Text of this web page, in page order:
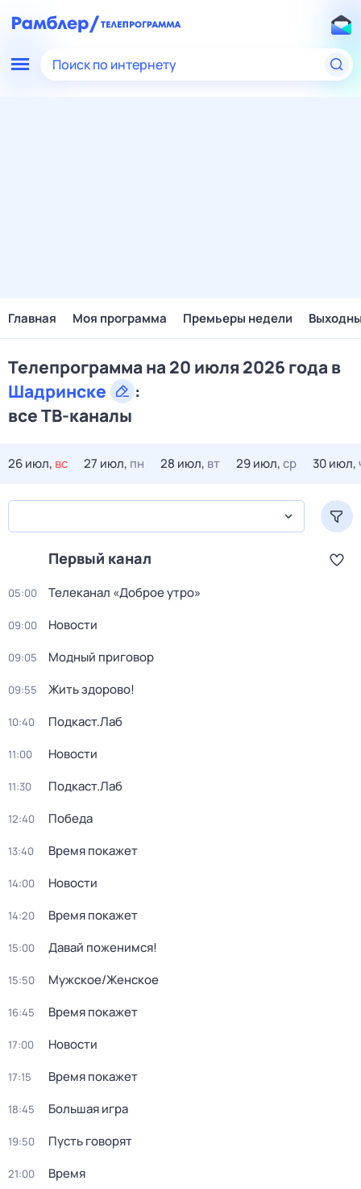
Поиск по интернету
Главная Моя программа Премьеры недели
Телепрограмма на 20 июля 2026 года в
Шадринске
:
все ТВ-каналы
26 июл, вс 27 июл, пн 28 июл, вт 29 июл,ср 30 июл,
Первый канал
05:00 Телеканал «Доброе утро»
09:00 Новости
09:05 Модный приговор
09:55 Жить здорово!
10:40 Подкаст.Лаб
11:00 Новости
11:30 Подкаст.Лаб
12:40 Победа
13:40 Время покажет
14:00 Новости
14:20 Время покажет
15:00 Давай поженимся!
15:50 Мужское/Женское
16:45 Время покажет
17:00 Новости
17:15 Время покажет
18:45 Большая игра
19:50 Пусть говорят
21:00 Время